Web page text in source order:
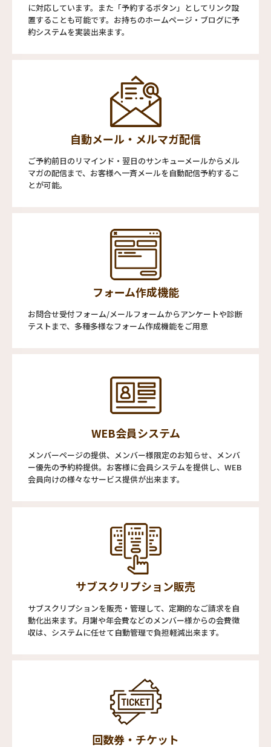
に対応しています。また「予約するボタン」としてリンク設
置することも可能です。お持ちのホームページ・ブログに予
約システムを実装出来ます。
自動メール・メルマガ配信
ご予約前日のリマインド・翌日のサンキューメールからメル
マガの配信まで、お客様へ一斉メールを自動配信予約するこ
とが可能。
フォーム作成機能
お問合せ受付フォーム/メールフォームからアンケートや診断
テストまで、多種多様なフォーム作成機能をご用意
WEB会員システム
メンバーページの提供、メンバー様限定のお知らせ、メンバ
ー優先の予約枠提供。お客様に会員システムを提供し、WEB
会員向けの様々なサービス提供が出来ます。
サブスクリプション販売
サブスクリプションを販売・管理して、定期的なご請求を自
動化出来ます。月謝や年会費などのメンバー様からの会費徴
収は、システムに任せて自動管理で負担軽減出来ます。
回数券・チケット